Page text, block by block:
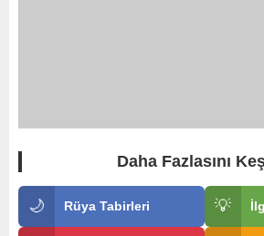
Daha Fazlasını
🌙 Rüya Tabirleri 💡